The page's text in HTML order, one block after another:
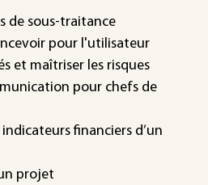
de sous-traitance
pour l'utilisateur
et maîtriser les risques
pour chefs de
financiers d’un
projet